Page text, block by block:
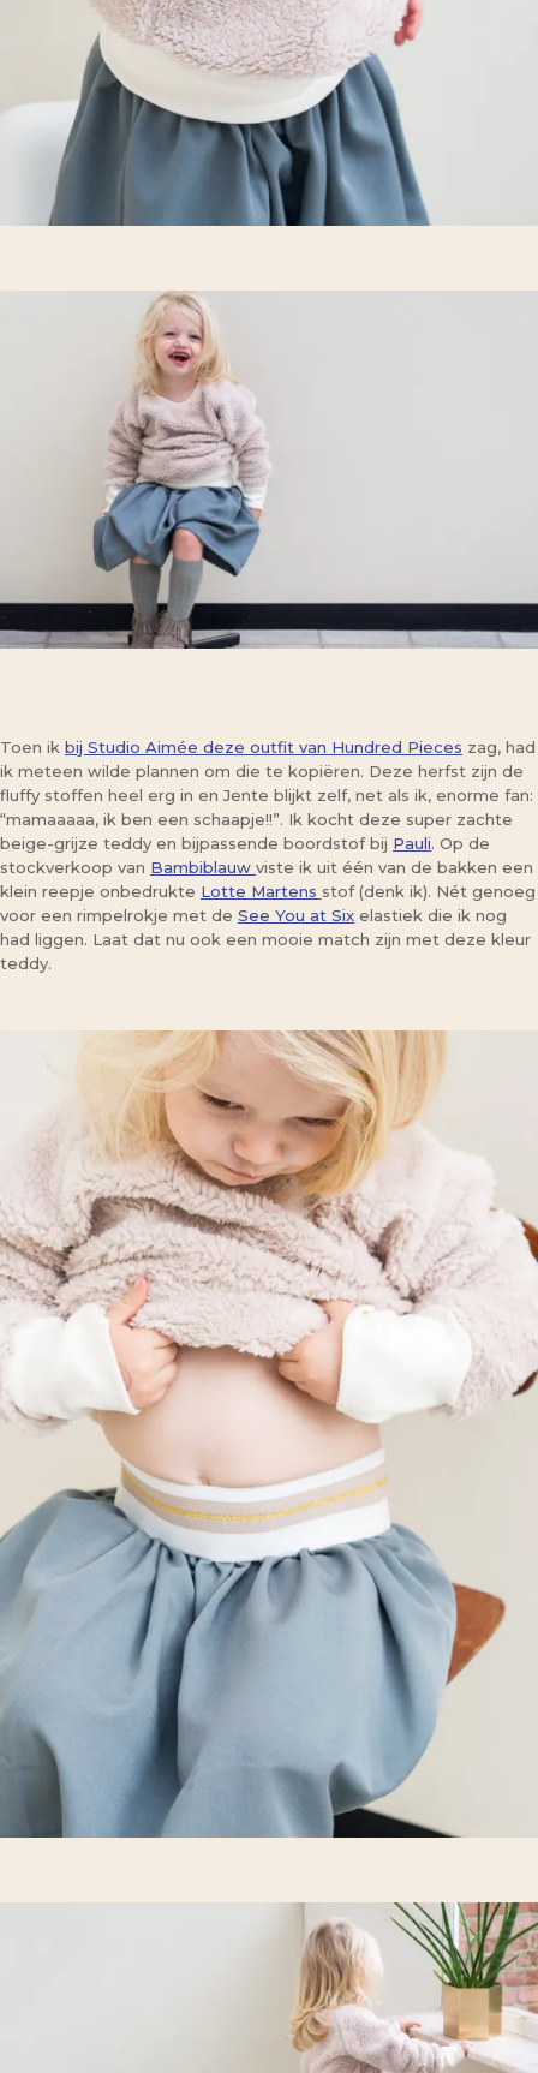
Toen ik bij Studio Aimée deze outfit van Hundred Pieces zag, had
ik meteen wilde plannen om die te kopiëren. Deze herfst zijn de
fluffy stoffen heel erg in en Jente blijkt zelf, net als ik, enorme fan:
“mamaaaaa, ik ben een schaapje!!”. Ik kocht deze super zachte
beige-grijze teddy en bijpassende boordstof bij Pauli. Op de
stockverkoop van Bambiblauw viste ik uit één van de bakken een
klein reepje onbedrukte Lotte Martens stof (denk ik). Nét genoeg
voor een rimpelrokje met de See You at Six elastiek die ik nog
had liggen. Laat dat nu ook een mooie match zijn met deze kleur
teddy.